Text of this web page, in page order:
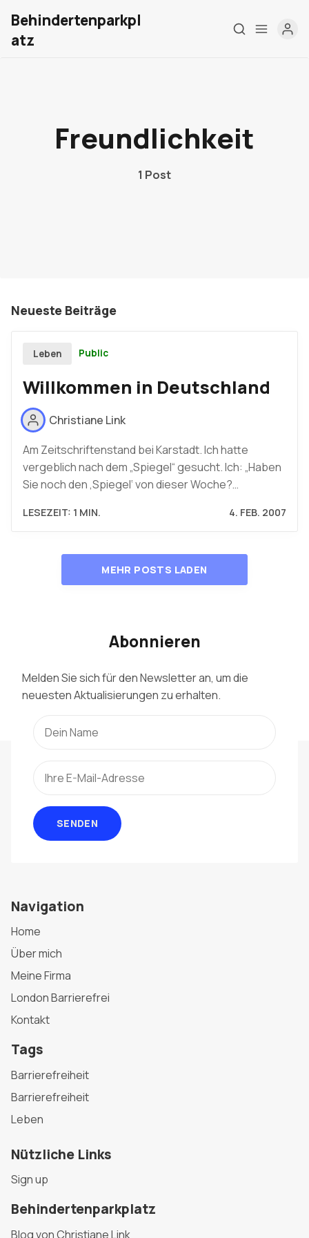
Meine Firma
London Barrierefrei
Behindertenparkpl
atz
Freundlichkeit
1 Post
Neueste Beiträge
Leben Public
Willkommen in Deutschland
Christiane Link
Am Zeitschriftenstand bei Karstadt. Ich hatte
vergeblich nach dem „Spiegel“ gesucht. Ich: „Haben
Sie noch den ‚Spiegel‘ von dieser Woche?…
LESEZEIT: 1 MIN. 4. FEB. 2007
MEHR POSTS LADEN
Abonnieren
Melden Sie sich für den Newsletter an, um die
neuesten Aktualisierungen zu erhalten.
SENDEN
Navigation
Home
Über mich
Meine Firma
London Barrierefrei
Kontakt
Tags
Barrierefreiheit
Barrierefreiheit
Leben
Nützliche Links
Sign up
Behindertenparkplatz
Blog von Christiane Link